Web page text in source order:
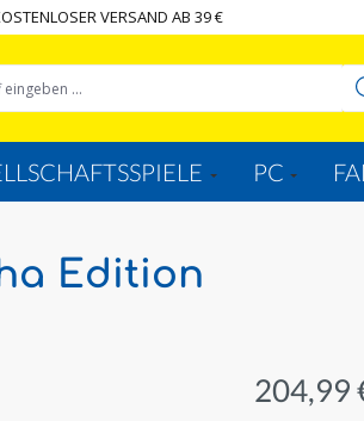
VERSAND AB 39 €
PC
Edition
204,99